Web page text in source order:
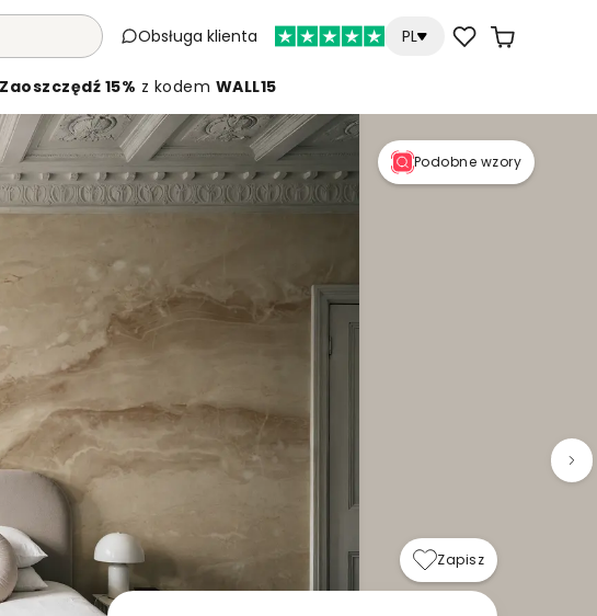
Obsługa klienta PL
Zaoszczędź 15% z kodem WALL15
Podobne wzory
Zapisz